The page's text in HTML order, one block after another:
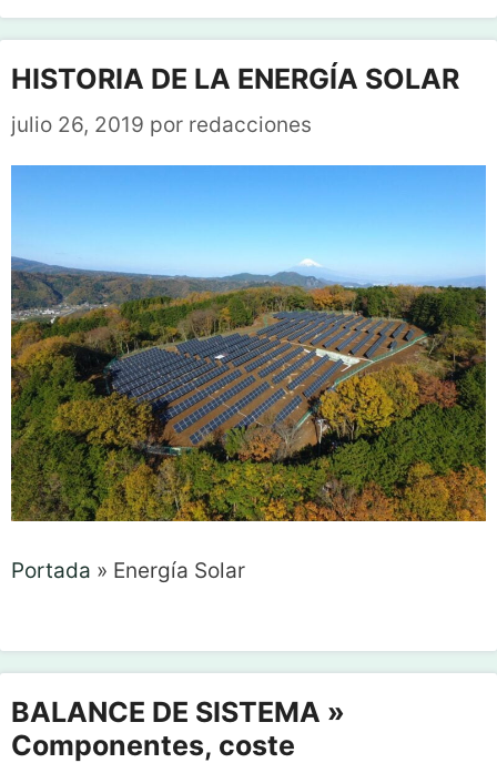
HISTORIA DE LA ENERGÍA SOLAR
julio 26, 2019 por redacciones
Portada » Energía Solar
BALANCE DE SISTEMA »
Componentes, coste